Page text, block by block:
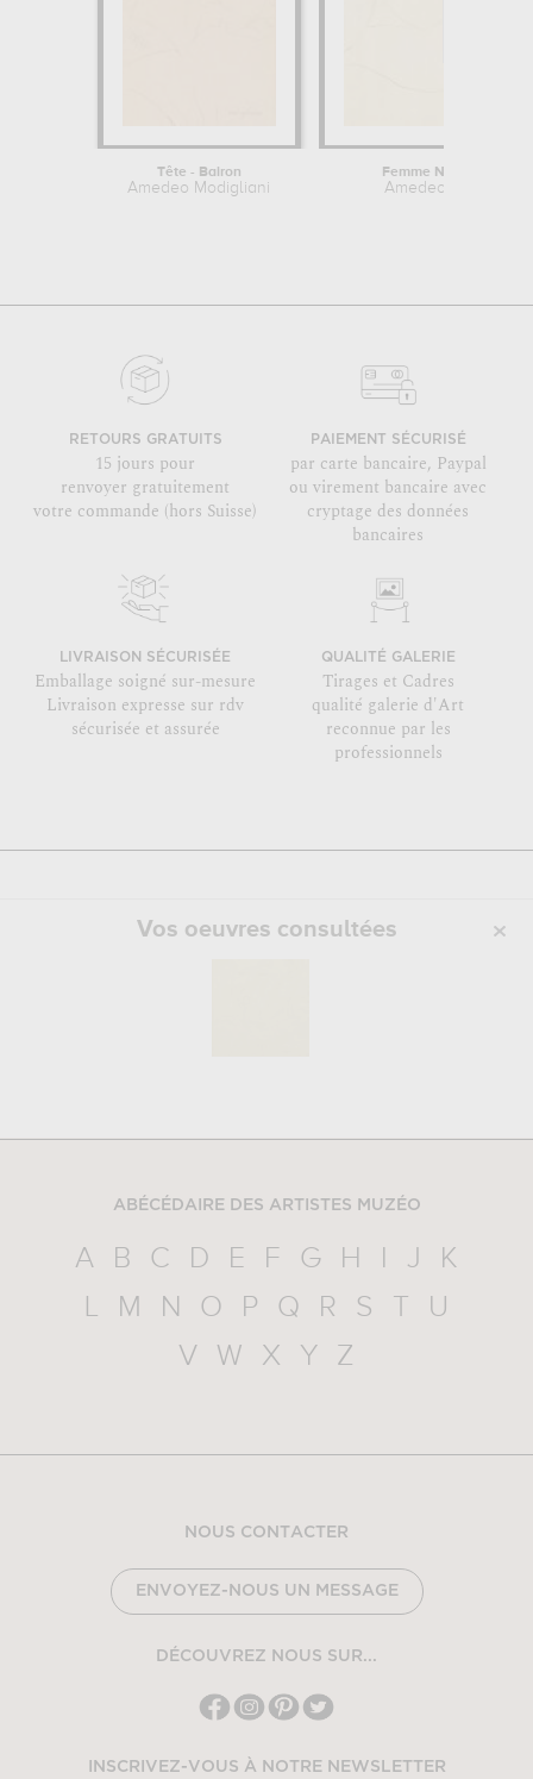
Tête - Bairon
Amedeo Modigliani
Femme Nue Accoudee
Amedeo Modigliani
RETOURS GRATUITS
15 jours pour
renvoyer gratuitement
votre commande (hors Suisse)
PAIEMENT SÉCURISÉ
par carte bancaire, Paypal
ou virement bancaire avec
cryptage des données
bancaires
LIVRAISON SÉCURISÉE
Emballage soigné sur-mesure
Livraison expresse sur rdv
sécurisée et assurée
QUALITÉ GALERIE
Tirages et Cadres
qualité galerie d'Art
reconnue par les
professionnels
Vos oeuvres consultées
ABÉCÉDAIRE DES ARTISTES MUZÉO
A B C D E F G H I J
K
L
M N O P Q R S T
U
V
W X Y Z
NOUS CONTACTER
ENVOYEZ-NOUS UN MESSAGE
DÉCOUVREZ NOUS SUR...
INSCRIVEZ-VOUS À NOTRE NEWSLETTER